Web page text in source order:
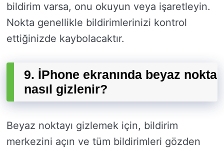
bildirim varsa, onu okuyun veya işaretleyin.
Nokta genellikle bildirimlerinizi kontrol
ettiğinizde kaybolacaktır.
9. İPhone ekranında beyaz nokta
nasıl gizlenir?
Beyaz noktayı gizlemek için, bildirim
merkezini açın ve tüm bildirimleri gözden